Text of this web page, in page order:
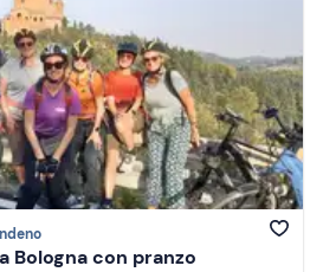
Bologna con pranzo